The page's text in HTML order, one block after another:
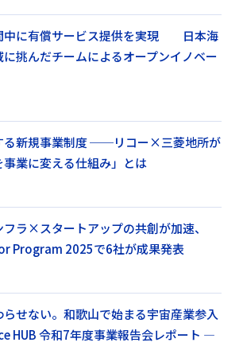
中に有償サービス提供を実現 日本海
挑んだチームによるオープンイノベー
る新規事業制度 ──リコー×三菱地所が
業に変える仕組み」とは
ラ×スタートアップの共創が加速、
Program 2025で6社が成果発表
せない。和歌山で始まる宇宙産業参入
HUB 令和7年度事業報告会レポート ―